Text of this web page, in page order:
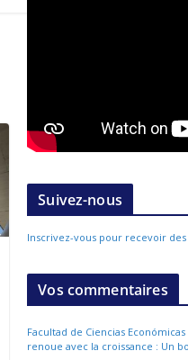
Suivez-nous
Inscrivez-vous pour recevoir
Vos commentaires
Facultad de Ciencias Económicas
renoue avec la croissance : Un